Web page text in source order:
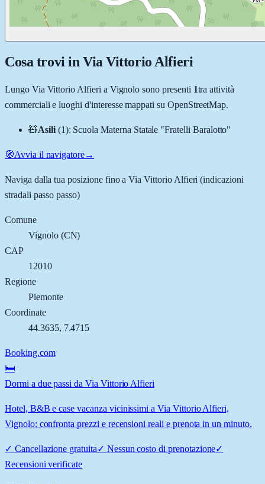
Cosa trovi in Via Vittorio Alfieri
Lungo Via Vittorio Alfieri a Vignolo sono presenti 1tra attività
commerciali e luoghi d'interesse mappati su OpenStreetMap.
🧸Asili (1): Scuola Materna Statale "Fratelli Baralotto"
🧭Avvia il navigatore→
Naviga dalla tua posizione fino aVia Vittorio Alfieri (indicazioni
stradali passo passo)
Comune
Vignolo(CN)
CAP
12010
Regione
Piemonte
Coordinate
44.3635, 7.4715
Booking.com
🛏️
Dormi a due passi da Via Vittorio Alfieri
Hotel, B&B e case vacanza vicinissimi a Via Vittorio Alfieri,
Vignolo: confronta prezzi e recensioni reali e prenota in un minuto.
✓ Cancellazione gratuita✓ Nessun costo di prenotazione✓
Recensioni verificate